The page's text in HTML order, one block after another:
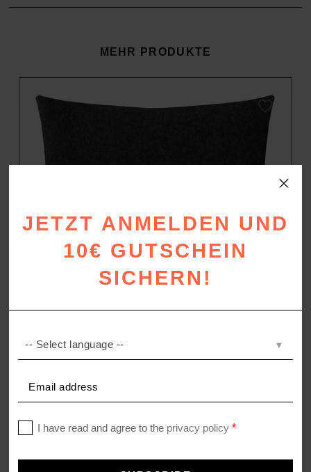
MEHR PRODUKTE
SOFT-FLEECE
35,00 €–45,00
JETZT ANMELDEN UND
10€ GUTSCHEIN
SICHERN!